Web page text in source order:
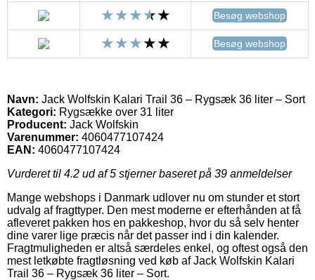
Besøg webshop
Besøg webshop
Navn: Jack Wolfskin Kalari Trail 36 – Rygsæk 36 liter – Sort
Kategori: Rygsække over 31 liter
Producent: Jack Wolfskin
Varenummer: 4060477107424
EAN: 4060477107424
Vurderet til 4.2 ud af 5 stjerner baseret på 39 anmeldelser
Mange webshops i Danmark udlover nu om stunder et stort
udvalg af fragttyper. Den mest moderne er efterhånden at få
afleveret pakken hos en pakkeshop, hvor du så selv henter
dine varer lige præcis når det passer ind i din kalender.
Fragtmuligheden er altså særdeles enkel, og oftest også den
mest letkøbte fragtløsning ved køb af Jack Wolfskin Kalari
Trail 36 – Rygsæk 36 liter – Sort.